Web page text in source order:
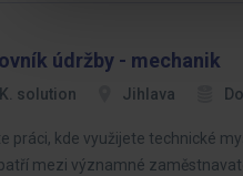
údržby - mechanik
solution Jihlava
práci, kde využijete technické
mezi významné